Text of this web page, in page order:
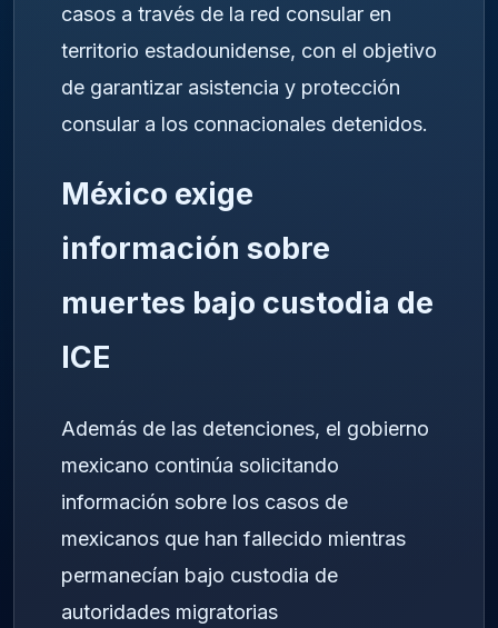
casos a través de la red consular en
territorio estadounidense, con el objetivo
de garantizar asistencia y protección
consular a los connacionales detenidos.
México exige
información sobre
muertes bajo custodia de
ICE
Además de las detenciones, el gobierno
mexicano continúa solicitando
información sobre los casos de
mexicanos que han fallecido mientras
permanecían bajo custodia de
autoridades migratorias